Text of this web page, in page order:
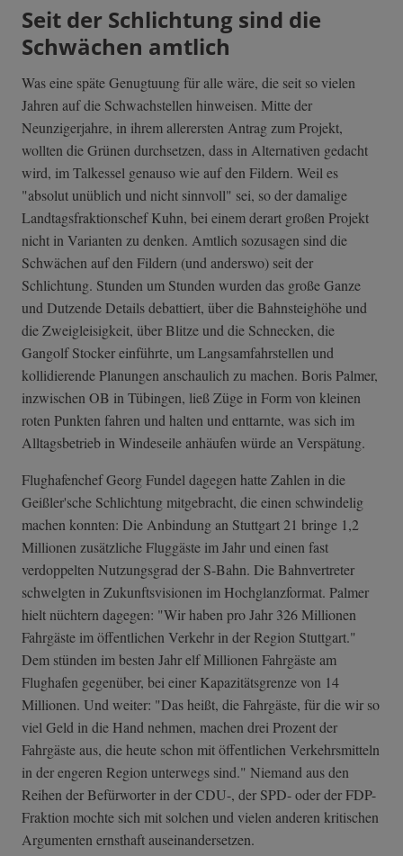
Seit der Schlichtung sind die
Schwächen amtlich
Was eine späte Genugtuung für alle wäre, die seit so vielen
Jahren auf die Schwachstellen hinweisen. Mitte der
Neunzigerjahre, in ihrem allerersten Antrag zum Projekt,
wollten die Grünen durchsetzen, dass in Alternativen gedacht
wird, im Talkessel genauso wie auf den Fildern. Weil es
"absolut unüblich und nicht sinnvoll" sei, so der damalige
Landtagsfraktionschef Kuhn, bei einem derart großen Projekt
nicht in Varianten zu denken. Amtlich sozusagen sind die
Schwächen auf den Fildern (und anderswo) seit der
Schlichtung. Stunden um Stunden wurden das große Ganze
und Dutzende Details debattiert, über die Bahnsteighöhe und
die Zweigleisigkeit, über Blitze und die Schnecken, die
Gangolf Stocker einführte, um Langsamfahrstellen und
kollidierende Planungen anschaulich zu machen. Boris Palmer,
inzwischen OB in Tübingen, ließ Züge in Form von kleinen
roten Punkten fahren und halten und enttarnte, was sich im
Alltagsbetrieb in Windeseile anhäufen würde an Verspätung.
Flughafenchef Georg Fundel dagegen hatte Zahlen in die
Geißler'sche Schlichtung mitgebracht, die einen schwindelig
machen konnten: Die Anbindung an Stuttgart 21 bringe 1,2
Millionen zusätzliche Fluggäste im Jahr und einen fast
verdoppelten Nutzungsgrad der S-Bahn. Die Bahnvertreter
schwelgten in Zukunftsvisionen im Hochglanzformat. Palmer
hielt nüchtern dagegen: "Wir haben pro Jahr 326 Millionen
Fahrgäste im öffentlichen Verkehr in der Region Stuttgart."
Dem stünden im besten Jahr elf Millionen Fahrgäste am
Flughafen gegenüber, bei einer Kapazitätsgrenze von 14
Millionen. Und weiter: "Das heißt, die Fahrgäste, für die wir so
viel Geld in die Hand nehmen, machen drei Prozent der
Fahrgäste aus, die heute schon mit öffentlichen Verkehrsmitteln
in der engeren Region unterwegs sind." Niemand aus den
Reihen der Befürworter in der CDU-, der SPD- oder der FDP-
Fraktion mochte sich mit solchen und vielen anderen kritischen
Argumenten ernsthaft auseinandersetzen.